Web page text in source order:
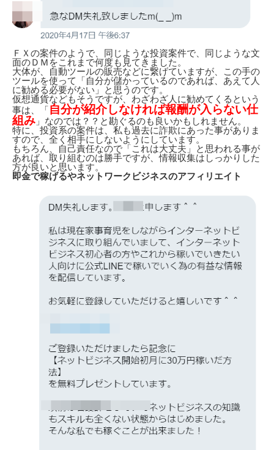
ＦＸの案件のようで、同じような投資案件で、同じような文
面のＤＭをこれまで何度も見てきました。
大体が、自動ツールの販売などに繋げていますが、この手の
ツールを使って「自分が儲かっているのであれば、あえて人
に勧める必要がない」と思うのです。
仮想通貨などもそうですが、わざわざ人に勧めてくるという
事は、「自分が紹介しなければ報酬が入らない仕
組み 」なのでは？？と勘ぐるのも良いかもしれません。
特に、投資系の案件は、私も過去に詐欺にあった事がありま
すので、全く相手にしないようにしています。
もちろん、自己責任なので「これは大丈夫」と思われる事が
あれば、取り組むのは勝手ですが、情報収集はしっかりした
方が良いと思います。
即金で稼げるやネットワークビジネスのアフィリエイト